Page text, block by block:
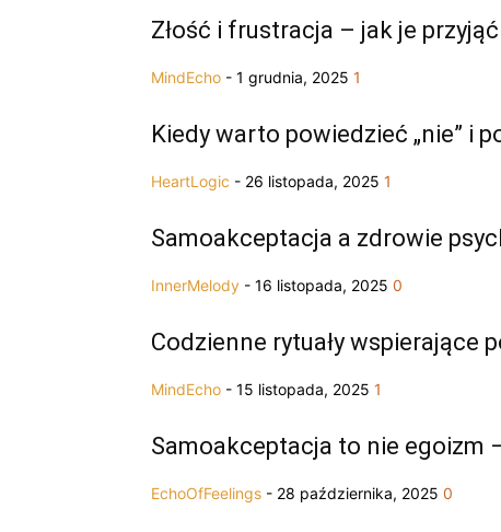
Złość i frustracja – jak je
MindEcho - 1 grudnia, 2025 1
Kiedy warto powiedzieć „nie” i
HeartLogic - 26 listopada, 2025 1
Samoakceptacja a zdrowie
InnerMelody - 16 listopada, 2025 0
Codzienne rytuały wspierające
MindEcho - 15 listopada, 2025 1
Samoakceptacja to nie egoizm
EchoOfFeelings - 28 października, 2025 0